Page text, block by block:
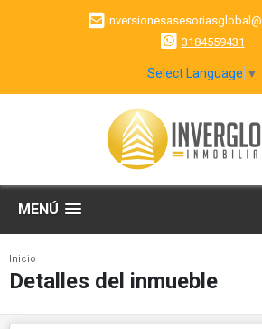
3184559431
Select Language ▼
MENÚ
Inicio
Detalles del inmueble